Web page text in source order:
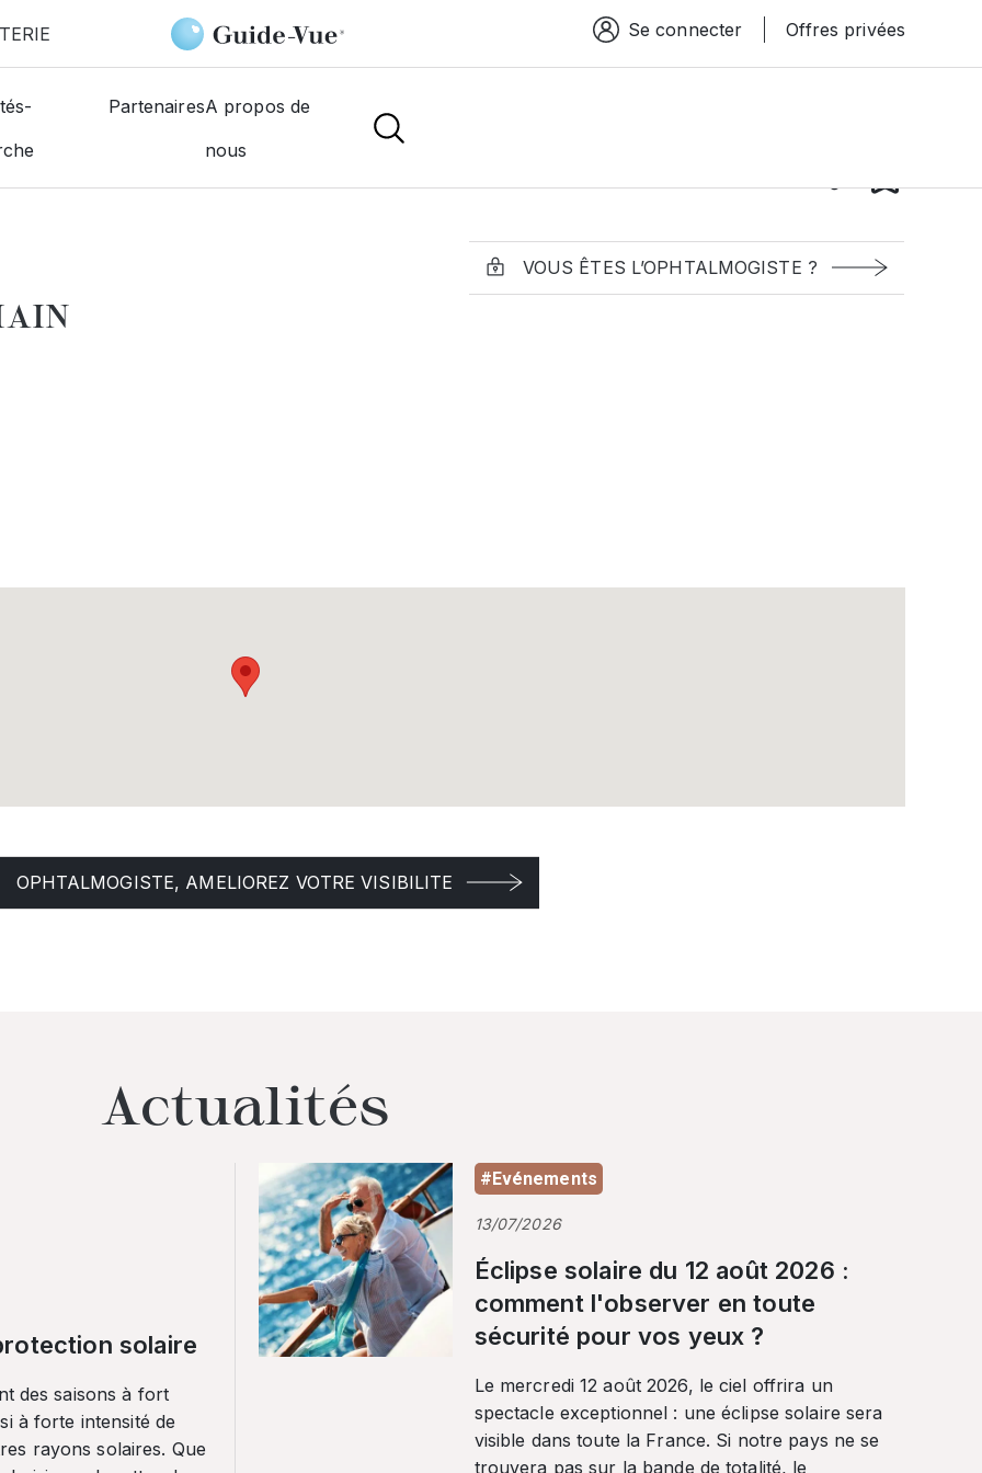
Espace connexion
Se connecter Offres privées
PartenairesA propos de
nous
Ciocan Irina
VOUS ÊTES L’OPHTALMOGISTE ?
OPHTALMOGISTE, AMELIOREZ VOTRE VISIBILITE
Actualités
solaire
des saisons à fort
à forte intensité de
rayons solaires. Que
#Evénements
13/07/2026
Éclipse solaire du 12 août 2026 :
comment l'observer en toute
sécurité pour vos yeux ?
Le mercredi 12 août 2026, le ciel offrira un
spectacle exceptionnel : une éclipse solaire sera
visible dans toute la France. Si notre pays ne se
trouvera pas sur la bande de totalité, le